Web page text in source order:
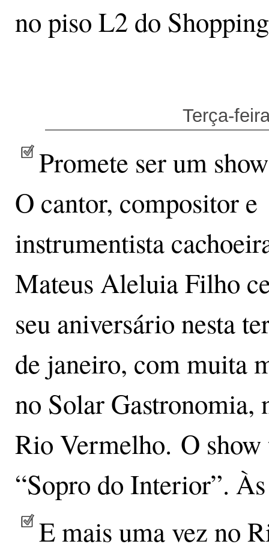
no piso L2 do
Terça-
Promete ser um
O cantor, compositor e
instrumentista
Mateus Aleluia Filho
seu aniversário nesta
de janeiro, com muita
no Solar Gastronomia,
Rio Vermelho. O
“Sopro do Interior”.
E mais uma vez no